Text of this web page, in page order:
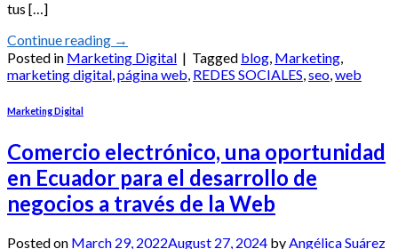
tus […]
Continue reading →
Posted in Marketing Digital | Tagged blog, Marketing,
marketing digital,página web, REDES SOCIALES,seo,web
Marketing Digital
Comercio electrónico, una oportunidad
en Ecuador para el desarrollo de
negocios a través de la Web
Posted on March 29, 2022August 27, 2024 byAngélica Suárez